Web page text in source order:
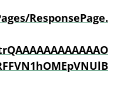
ResponsePage.